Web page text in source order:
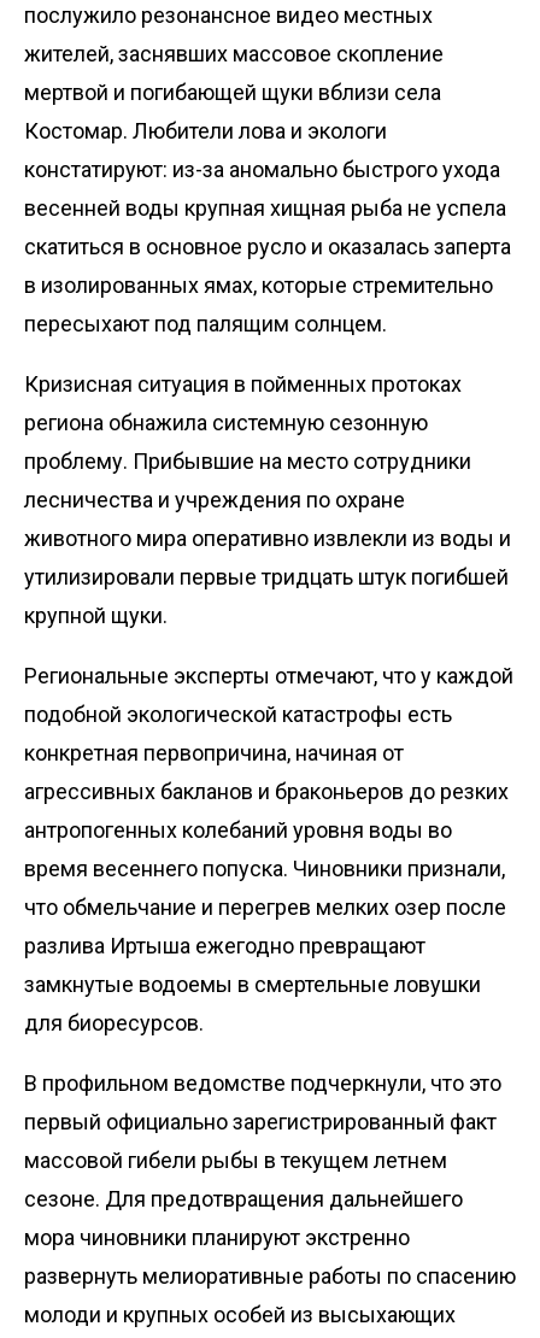
послужило резонансное видео местных
жителей, заснявших массовое скопление
мертвой и погибающей щуки вблизи села
Костомар. Любители лова и экологи
констатируют: из-за аномально быстрого ухода
весенней воды крупная хищная рыба не успела
скатиться в основное русло и оказалась заперта
в изолированных ямах, которые стремительно
пересыхают под палящим солнцем.
Кризисная ситуация в пойменных протоках
региона обнажила системную сезонную
проблему. Прибывшие на место сотрудники
лесничества и учреждения по охране
животного мира оперативно извлекли из воды и
утилизировали первые тридцать штук погибшей
крупной щуки.
Региональные эксперты отмечают, что у каждой
подобной экологической катастрофы есть
конкретная первопричина, начиная от
агрессивных бакланов и браконьеров до резких
антропогенных колебаний уровня воды во
время весеннего попуска. Чиновники признали,
что обмельчание и перегрев мелких озер после
разлива Иртыша ежегодно превращают
замкнутые водоемы в смертельные ловушки
для биоресурсов.
В профильном ведомстве подчеркнули, что это
первый официально зарегистрированный факт
массовой гибели рыбы в текущем летнем
сезоне. Для предотвращения дальнейшего
мора чиновники планируют экстренно
развернуть мелиоративные работы по спасению
молоди и крупных особей из высыхающих